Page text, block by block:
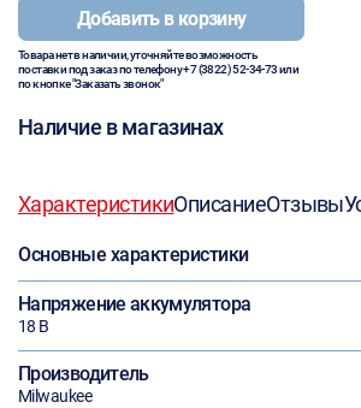
Добавить в корзину
Товара нет в наличии, уточняйте возможность
поставки под заказ по телефону+7 (3822) 52-34-73или
по кнопке "Заказать звонок"
Наличие в магазинах
ХарактеристикиОписаниеОтзывы
Основные характеристики
Напряжение аккумулятора
18 В
Производитель
Milwaukee